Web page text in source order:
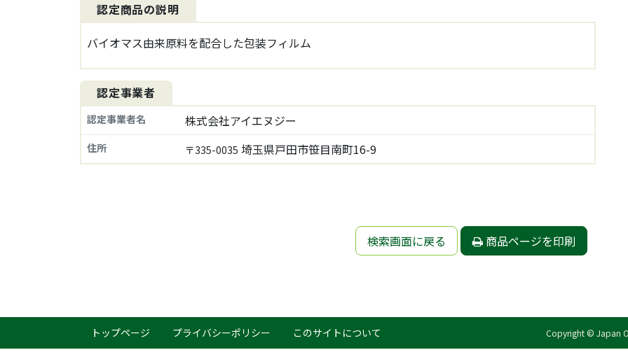
認定商品の説明
バイオマス由来原料を配合した包装フィルム
認定事業者
認定事業者名 株式会社アイエヌジー
住所 〒335-0035 埼玉県戸田市笹目南町16-9
検索画面に戻る 商品ページを印刷
トップページ プライバシーポリシー このサイトについて Copyright © Japan